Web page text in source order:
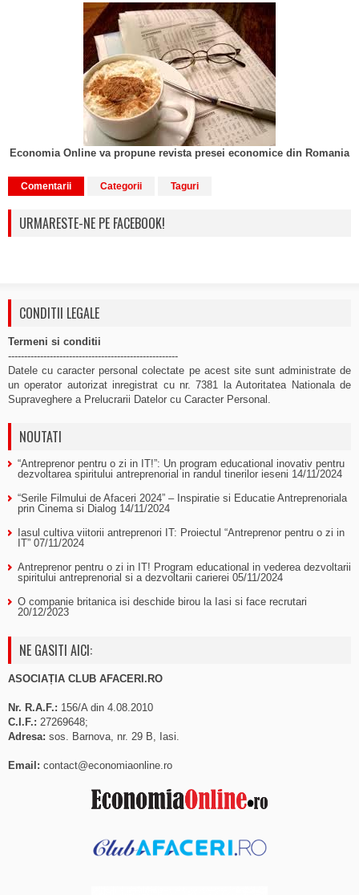
Economia Online va propune revista presei economice din Romania
Comentarii Categorii Taguri
URMARESTE-NE PE FACEBOOK!
CONDITII LEGALE
Termeni si conditii
-----------------------------------------------------
Datele cu caracter personal colectate pe acest site sunt administrate de
un operator autorizat inregistrat cu nr. 7381 la Autoritatea Nationala de
Supraveghere a Prelucrarii Datelor cu Caracter Personal.
NOUTATI
“Antreprenor pentru o zi in IT!”: Un program educational inovativ pentru
dezvoltarea spiritului antreprenorial in randul tinerilor ieseni 14/11/2024
“Serile Filmului de Afaceri 2024” – Inspiratie si Educatie Antreprenoriala
prin Cinema si Dialog 14/11/2024
Iasul cultiva viitorii antreprenori IT: Proiectul “Antreprenor pentru o zi in
IT” 07/11/2024
Antreprenor pentru o zi in IT! Program educational in vederea dezvoltarii
spiritului antreprenorial si a dezvoltarii carierei 05/11/2024
O companie britanica isi deschide birou la Iasi si face recrutari
20/12/2023
NE GASITI AICI:
ASOCIAȚIA CLUB AFACERI.RO
Nr. R.A.F.: 156/A din 4.08.2010
C.I.F.: 27269648;
Adresa: sos. Barnova, nr. 29 B, Iasi.
Email: contact@economiaonline.ro